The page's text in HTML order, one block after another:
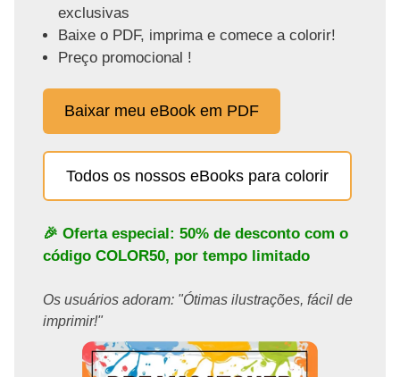
exclusivas
Baixe o PDF, imprima e comece a colorir!
Preço promocional !
Baixar meu eBook em PDF
Todos os nossos eBooks para colorir
🎉 Oferta especial: 50% de desconto com o
código COLOR50, por tempo limitado
Os usuários adoram: "Ótimas ilustrações, fácil de
imprimir!"